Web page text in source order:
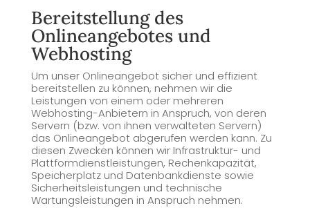
Bereitstellung des
Onlineangebotes und
Webhosting
Um unser Onlineangebot sicher und effizient
bereitstellen zu können, nehmen wir die
Leistungen von einem oder mehreren
Webhosting-Anbietern in Anspruch, von deren
Servern (bzw. von ihnen verwalteten Servern)
das Onlineangebot abgerufen werden kann. Zu
diesen Zwecken können wir Infrastruktur- und
Plattformdienstleistungen, Rechenkapazität,
Speicherplatz und Datenbankdienste sowie
Sicherheitsleistungen und technische
Wartungsleistungen in Anspruch nehmen.